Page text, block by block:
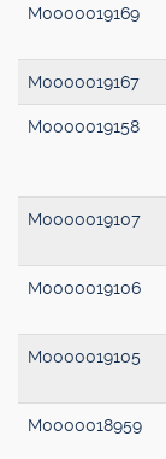
M0000019169
M0000019167
M0000019158
M0000019107
M0000019106
M0000019105
M0000018959